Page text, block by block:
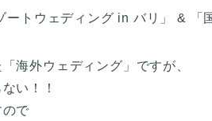
トウェディング in バリ」 & 「
海外ウェディング」ですが、
い！！
で